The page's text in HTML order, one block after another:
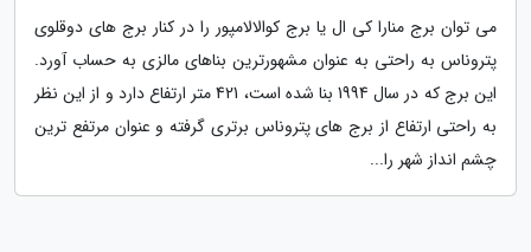
می توان برج منارا کی ال یا برج کوالالامپور را در کنار برج های دوقلوی
پتروناس به راحتی به عنوان مشهورترین بناهای مالزی به حساب آورد.
این برج که در سال 1994 بنا شده است، 421 متر ارتفاع دارد و از این نظر
به راحتی ارتفاع از برج های پتروناس برتری گرفته و عنوان مرتفع ترین
چشم انداز شهر را...